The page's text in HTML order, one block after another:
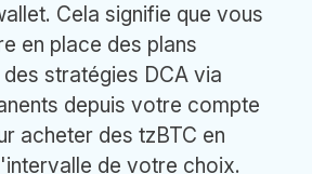
Cela signifie que vous
en place des plans
stratégies DCA via
depuis votre compte
acheter des tzBTC en
de votre choix.